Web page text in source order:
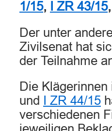
1/15, I ZR 43/15,
Der unter
Zivilsenat hat
der Teilnahme
Die
und
I ZR 44/15
verschiedenen